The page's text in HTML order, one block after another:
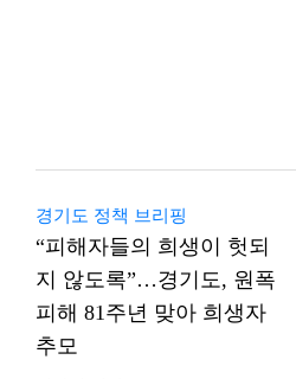
경기도 정책 브리핑
“피해자들의 희생이 헛되
지 않도록”…경기도, 원폭
피해 81주년 맞아 희생자
추모